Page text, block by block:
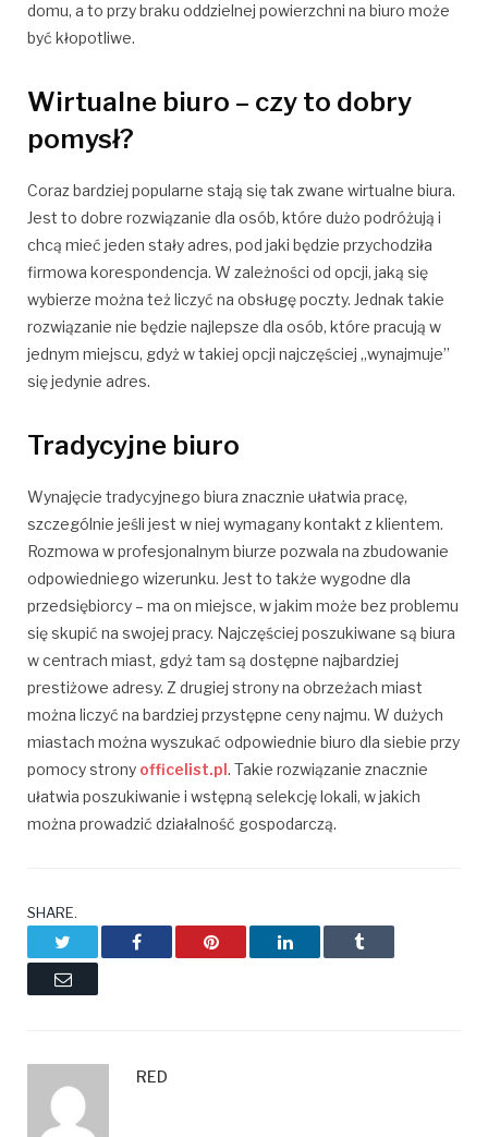
domu, a to przy braku oddzielnej powierzchni na biuro może
być kłopotliwe.
Wirtualne biuro – czy to dobry
pomysł?
Coraz bardziej popularne stają się tak zwane wirtualne biura.
Jest to dobre rozwiązanie dla osób, które dużo podróżują i
chcą mieć jeden stały adres, pod jaki będzie przychodziła
firmowa korespondencja. W zależności od opcji, jaką się
wybierze można też liczyć na obsługę poczty. Jednak takie
rozwiązanie nie będzie najlepsze dla osób, które pracują w
jednym miejscu, gdyż w takiej opcji najczęściej „wynajmuje”
się jedynie adres.
Tradycyjne biuro
Wynajęcie tradycyjnego biura znacznie ułatwia pracę,
szczególnie jeśli jest w niej wymagany kontakt z klientem.
Rozmowa w profesjonalnym biurze pozwala na zbudowanie
odpowiedniego wizerunku. Jest to także wygodne dla
przedsiębiorcy – ma on miejsce, w jakim może bez problemu
się skupić na swojej pracy. Najczęściej poszukiwane są biura
w centrach miast, gdyż tam są dostępne najbardziej
prestiżowe adresy. Z drugiej strony na obrzeżach miast
można liczyć na bardziej przystępne ceny najmu. W dużych
miastach można wyszukać odpowiednie biuro dla siebie przy
pomocy strony officelist.pl . Takie rozwiązanie znacznie
ułatwia poszukiwanie i wstępną selekcję lokali, w jakich
można prowadzić działalność gospodarczą.
SHARE.
TwitterFacebookPinterestLinkedInTumblr
Email
RED